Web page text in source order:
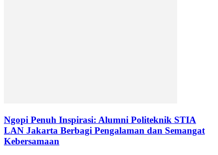
Ngopi Penuh Inspirasi: Alumni Politeknik STIA
LAN Jakarta Berbagi Pengalaman dan Semangat
Kebersamaan